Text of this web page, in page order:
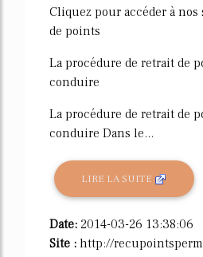
Cliquez pour accéder à
de points
La procédure de retrait de
conduire
La procédure de retrait de
conduire Dans le...
LIRE LA SUITE
Date: 2014-03-26 13:38:06
Site : http://